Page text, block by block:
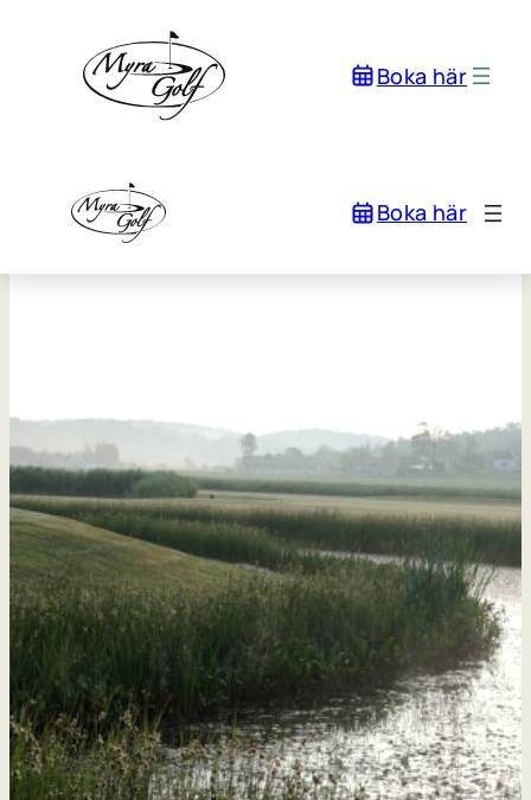
Boka här
Boka här